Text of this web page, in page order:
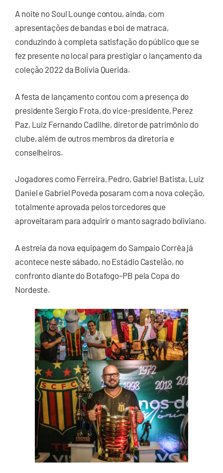
A noite no Soul Lounge contou, ainda, com
apresentações de bandas e boi de matraca,
conduzindo à completa satisfação do público que se
fez presente no local para prestigiar o lançamento da
coleção 2022 da Bolívia Querida.
A festa de lançamento contou com a presença do
presidente Sergio Frota, do vice-presidente, Perez
Paz, Luiz Fernando Cadilhe, diretor de patrimônio do
clube, além de outros membros da diretoria e
conselheiros.
Jogadores como Ferreira, Pedro, Gabriel Batista, Luiz
Daniel e Gabriel Poveda posaram com a nova coleção,
totalmente aprovada pelos torcedores que
aproveitaram para adquirir o manto sagrado boliviano.
A estreia da nova equipagem do Sampaio Corrêa já
acontece neste sábado, no Estádio Castelão, no
confronto diante do Botafogo-PB pela Copa do
Nordeste.